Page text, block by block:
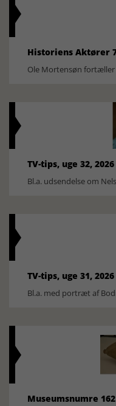
Historiens Aktører
Ole Mortensøn
TV-tips, uge 32, 2026
Bl.a. udsendelse om
TV-tips, uge 31, 2026
Bl.a. med portræt af
Museumsnumre